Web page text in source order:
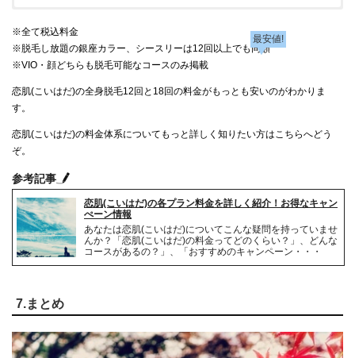
ラココ 89,424円
最安値!
恋肌(こいはだ) 99,800円 16,633円
キレイモ 114,498円 19,083円
ディオーネ 226,800円 37,800円
銀座カラー
恋肌(こいはだ) 269,500円
最安値!
銀座カラー 313,254円 17,403円
キレイモ 343,494円 19,083円
TBC・エピレ 558,414円 31,023円
ディオーネ
※全て税込料金
※脱毛し放題の銀座カラー、シースリーは12回以上でも同額
※VIO・顔どちらも脱毛可能なコースのみ掲載
恋肌(こいはだ)の全身脱毛12回と18回の料金がもっとも安いのがわかりま
す。
恋肌(こいはだ)の料金体系についてもっと詳しく知りたい方はこちらへどう
ぞ。
参考記事
恋肌(こいはだ)の各プラン料金を詳しく紹介！お得なキャン
ぺーン情報
あなたは恋肌(こいはだ)についてこんな疑問を持っていませ
んか？「恋肌(こいはだ)の料金ってどのくらい？」、どんな
コースがあるの？」、「おすすめのキャンペーン・・・
7.まとめ